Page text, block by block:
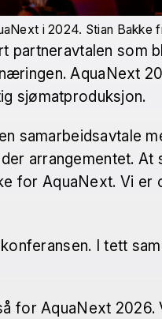
i 2024. Stian Bakke
som
AquaNext
sjømatproduksjon.
arrangementet.
for AquaNext. Vi
I tett
for AquaNext